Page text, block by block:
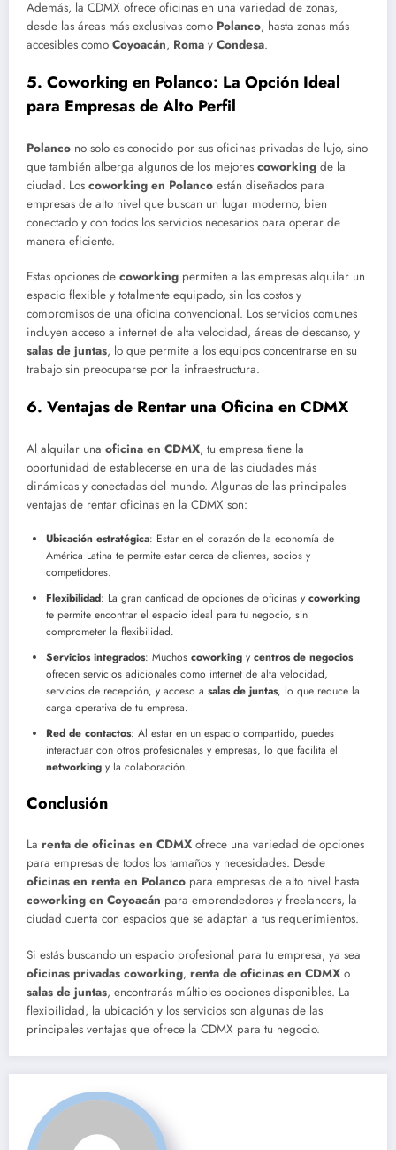
Además, la CDMX ofrece oficinas en una variedad de zonas,
desde las áreas más exclusivas como Polanco, hasta zonas más
accesibles como Coyoacán, Roma y Condesa.
5. Coworking en Polanco: La Opción Ideal
para Empresas de Alto Perfil
Polanco no solo es conocido por sus oficinas privadas de lujo, sino
que también alberga algunos de los mejores coworking de la
ciudad. Los coworking en Polanco están diseñados para
empresas de alto nivel que buscan un lugar moderno, bien
conectado y con todos los servicios necesarios para operar de
manera eficiente.
Estas opciones de coworking permiten a las empresas alquilar un
espacio flexible y totalmente equipado, sin los costos y
compromisos de una oficina convencional. Los servicios comunes
incluyen acceso a internet de alta velocidad, áreas de descanso, y
salas de juntas, lo que permite a los equipos concentrarse en su
trabajo sin preocuparse por la infraestructura.
6. Ventajas de Rentar una Oficina en CDMX
Al alquilar una oficina en CDMX, tu empresa tiene la
oportunidad de establecerse en una de las ciudades más
dinámicas y conectadas del mundo. Algunas de las principales
ventajas de rentar oficinas en la CDMX son:
Ubicación estratégica: Estar en el corazón de la economía de
América Latina te permite estar cerca de clientes, socios y
competidores.
Flexibilidad: La gran cantidad de opciones de oficinas y coworking
te permite encontrar el espacio ideal para tu negocio, sin
comprometer la flexibilidad.
Servicios integrados: Muchos coworking y centros de negocios
ofrecen servicios adicionales como internet de alta velocidad,
servicios de recepción, y acceso a salas de juntas, lo que reduce la
carga operativa de tu empresa.
Red de contactos: Al estar en un espacio compartido, puedes
interactuar con otros profesionales y empresas, lo que facilita el
networking y la colaboración.
Conclusión
La renta de oficinas en CDMX ofrece una variedad de opciones
para empresas de todos los tamaños y necesidades. Desde
oficinas en renta en Polanco para empresas de alto nivel hasta
coworking en Coyoacán para emprendedores y freelancers, la
ciudad cuenta con espacios que se adaptan a tus requerimientos.
Si estás buscando un espacio profesional para tu empresa, ya sea
oficinas privadas coworking, renta de oficinas en CDMX o
salas de juntas, encontrarás múltiples opciones disponibles. La
flexibilidad, la ubicación y los servicios son algunas de las
principales ventajas que ofrece la CDMX para tu negocio.